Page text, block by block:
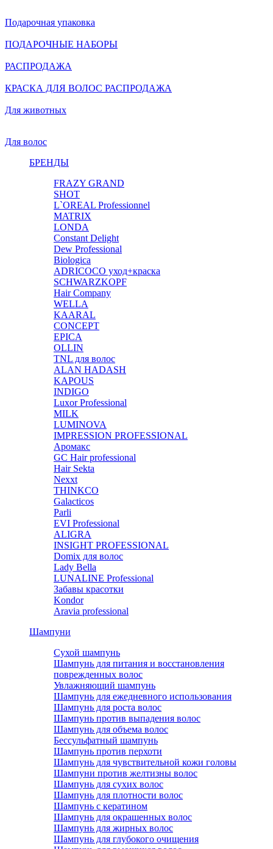
Подарочная упаковка
ПОДАРОЧНЫЕ НАБОРЫ
РАСПРОДАЖА
КРАСКА ДЛЯ ВОЛОС РАСПРОДАЖА
Для животных
Для волос
БРЕНДЫ
FRAZY GRAND
SHOT
L`OREAL Professionnel
MATRIX
LONDA
Constant Delight
Dew Professional
Biologica
ADRICOCO уход+краска
SCHWARZKOPF
Hair Company
WELLA
KAARAL
CONCEPT
EPICA
OLLIN
TNL для волос
ALAN HADASH
KAPOUS
INDIGO
Luxor Professional
MILK
LUMINOVA
IMPRESSION PROFESSIONAL
Аромакс
GC Hair professional
Hair Sekta
Nexxt
THINKCO
Galacticos
Parli
EVI Professional
ALIGRA
INSIGHT PROFESSIONAL
Domix для волос
Lady Bella
LUNALINE Professional
Забавы красотки
Kondor
Aravia professional
Шампуни
Сухой шампунь
Шампунь для питания и восстановления
поврежденных волос
Увлажняющий шампунь
Шампунь для ежедневного использования
Шампунь для роста волос
Шампунь против выпадения волос
Шампунь для объема волос
Бессульфатный шампунь
Шампунь против перхоти
Шампунь для чувствительной кожи головы
Шампуни против желтизны волос
Шампунь для сухих волос
Шампунь для плотности волос
Шампунь с кератином
Шампунь для окрашенных волос
Шампунь для жирных волос
Шампунь для глубокого очищения